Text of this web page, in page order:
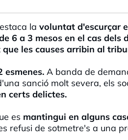
la voluntat d'escurçar
6 a 3 mesos en el cas dels
les causes arribin al
esmenes. A banda de
sanció molt severa, els
certs delictes.
es mantingui en alguns
refusi de sotmetre's a una